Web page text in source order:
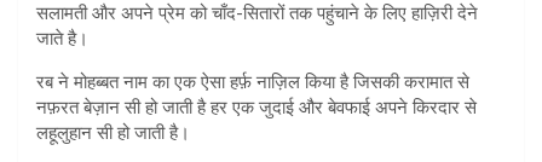
सलामती और अपने प्रेम को चाँद-सितारों तक पहुंचाने के लिए हाज़िरी देने
जाते है।
रब ने मोहब्बत नाम का एक ऐसा हर्फ़ नाज़िल किया है जिसकी करामात से
नफ़रत बेज़ान सी हो जाती है हर एक जुदाई और बेवफाई अपने किरदार से
लहूलुहान सी हो जाती है।